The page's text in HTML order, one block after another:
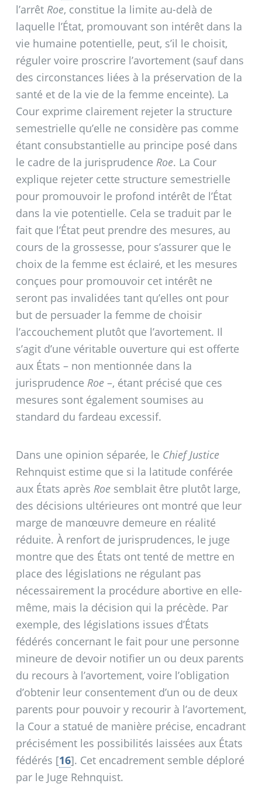
l’arrêt Roe, constitue la limite au-delà de
laquelle l’État, promouvant son intérêt dans la
vie humaine potentielle, peut, s’il le choisit,
réguler voire proscrire l’avortement (sauf dans
des circonstances liées à la préservation de la
santé et de la vie de la femme enceinte). La
Cour exprime clairement rejeter la structure
semestrielle qu’elle ne considère pas comme
étant consubstantielle au principe posé dans
le cadre de la jurisprudence Roe. La Cour
explique rejeter cette structure semestrielle
pour promouvoir le profond intérêt de l’État
dans la vie potentielle. Cela se traduit par le
fait que l’État peut prendre des mesures, au
cours de la grossesse, pour s’assurer que le
choix de la femme est éclairé, et les mesures
conçues pour promouvoir cet intérêt ne
seront pas invalidées tant qu’elles ont pour
but de persuader la femme de choisir
l’accouchement plutôt que l’avortement. Il
s’agit d’une véritable ouverture qui est offerte
aux États – non mentionnée dans la
jurisprudence Roe–, étant précisé que ces
mesures sont également soumises au
standard du fardeau excessif.
Dans une opinion séparée, le Chief Justice
Rehnquist estime que si la latitude conférée
aux États après Roesemblait être plutôt large,
des décisions ultérieures ont montré que leur
marge de manœuvre demeure en réalité
réduite. À renfort de jurisprudences, le juge
montre que des États ont tenté de mettre en
place des législations ne régulant pas
nécessairement la procédure abortive en elle-
même, mais la décision qui la précède. Par
exemple, des législations issues d’États
fédérés concernant le fait pour une personne
mineure de devoir notifier un ou deux parents
du recours à l’avortement, voire l’obligation
d’obtenir leur consentement d’un ou de deux
parents pour pouvoir y recourir à l’avortement,
la Cour a statué de manière précise, encadrant
précisément les possibilités laissées aux États
fédérés [16]. Cet encadrement semble déploré
par le Juge Rehnquist.